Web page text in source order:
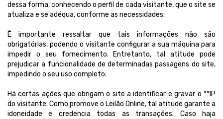
dessa forma, conhecendo o perfil de cada visitante, que o site se
atualiza e se adéqua, conforme as necessidades.
É importante ressaltar que tais informações não são
obrigatórias, podendo o visitante configurar a sua máquina para
impedir o seu fornecimento. Entretanto, tal atitude pode
prejudicar a funcionalidade de determinadas passagens do site,
impedindo o seu uso completo.
Há certas ações que obrigam o site a identificar e gravar o **IP
do visitante. Como promove o Leilão Online, tal atitude garante a
idoneidade e credencia todas as transações. Caso haja